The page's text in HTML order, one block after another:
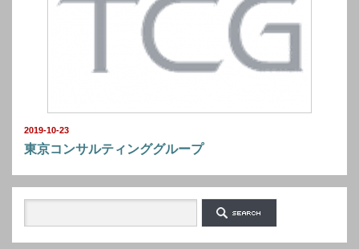
2019-10-23
東京コンサルティンググループ